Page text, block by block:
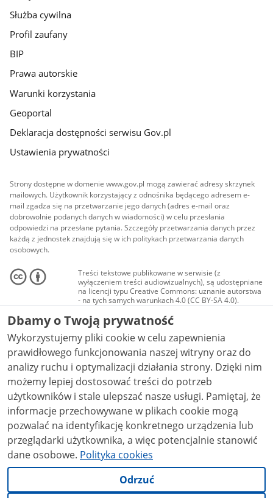
Służba cywilna
Profil zaufany
BIP
Prawa autorskie
Warunki korzystania
Geoportal
Deklaracja dostępności serwisu Gov.pl
Ustawienia prywatności
Strony dostępne w domenie www.gov.pl mogą zawierać adresy skrzynek
mailowych. Użytkownik korzystający z odnośnika będącego adresem e-
mail zgadza się na przetwarzanie jego danych (adres e-mail oraz
dobrowolnie podanych danych w wiadomości) w celu przesłania
odpowiedzi na przesłane pytania. Szczegóły przetwarzania danych przez
każdą z jednostek znajdują się w ich politykach przetwarzania danych
osobowych.
Treści tekstowe publikowane w serwisie (z
wyłączeniem treści audiowizualnych), są udostępniane
na licencji typu Creative Commons: uznanie autorstwa
- na tych samych warunkach 4.0 (CC BY-SA 4.0).
Materiały audiowizualne, w tym zdjęcia, materiały
audio i wideo, są udostępniane na licencji typu
Creative Commons: uznanie autorstwa użycie
niekomercyjne - bez utworów zależnych 4.0 (CC BY-
NC-ND 4.0), o ile nie jest to stwierdzone inaczej.
Dbamy o Twoją prywatność
Wykorzystujemy pliki cookie w celu zapewnienia
prawidłowego funkcjonowania naszej witryny oraz do
analizy ruchu i optymalizacji działania strony. Dzięki nim
możemy lepiej dostosować treści do potrzeb
użytkowników i stale ulepszać nasze usługi. Pamiętaj, że
informacje przechowywane w plikach cookie mogą
pozwalać na identyfikację konkretnego urządzenia lub
przeglądarki użytkownika, a więc potencjalnie stanowić
dane osobowe. Polityka cookies
Odrzuć